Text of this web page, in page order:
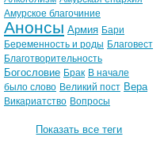
Амурское благочиние
Анонсы Армия Бари
Беременность и роды Благовест
Благотворительность
Богословие Брак В начале
было слово Великий пост Вера
Викариатство Вопросы
Показать все теги